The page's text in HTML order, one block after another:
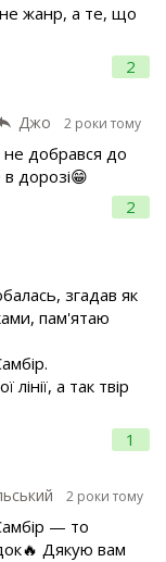
2
не жанр, а те, що
Джо 2 роки тому
2
не добрався до
в дорозі😁
1
згадав як
пам'ятаю
а так твір
2 роки тому
— то
Дякую вам